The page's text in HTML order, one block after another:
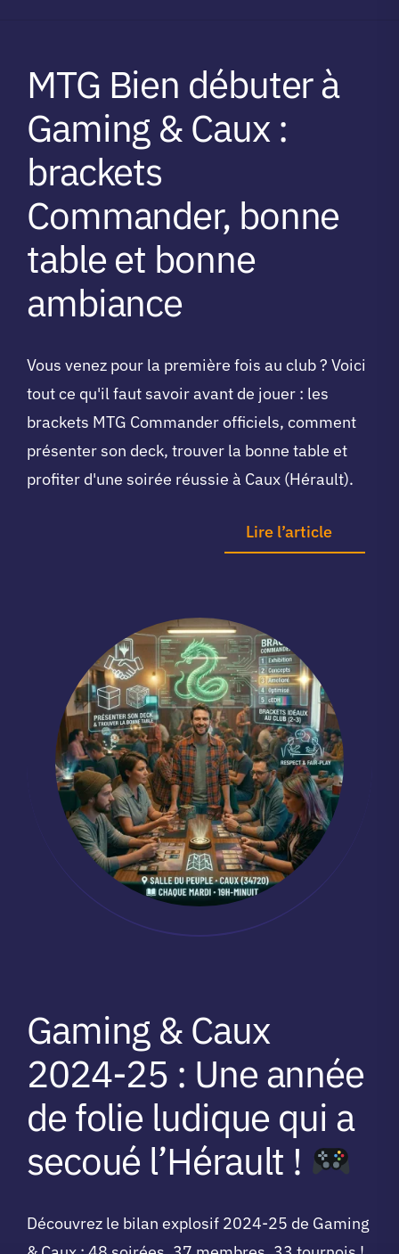
Contact
Vibe Game
MTG Bien débuter à
Gaming & Caux :
brackets
Commander, bonne
table et bonne
ambiance
Vous venez pour la première fois au club ? Voici
tout ce qu'il faut savoir avant de jouer : les
brackets MTG Commander officiels, comment
présenter son deck, trouver la bonne table et
profiter d'une soirée réussie à Caux (Hérault).
Lire l’article
Gaming & Caux
2024-25 : Une année
de folie ludique qui a
secoué l’Hérault !
Découvrez le bilan explosif 2024-25 de Gaming